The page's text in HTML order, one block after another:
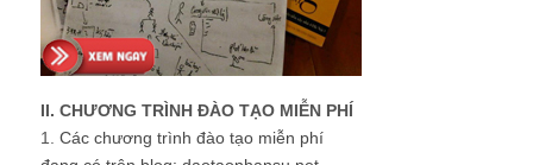
II. CHƯƠNG TRÌNH ĐÀO TẠO MIỄN PHÍ
1. Các chương trình đào tạo miễn phí